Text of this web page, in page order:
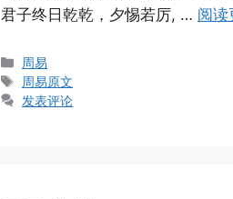
君子终日乾乾，夕惕若厉, … 阅读
分
类
周易
标
签
周易原文
发表评论